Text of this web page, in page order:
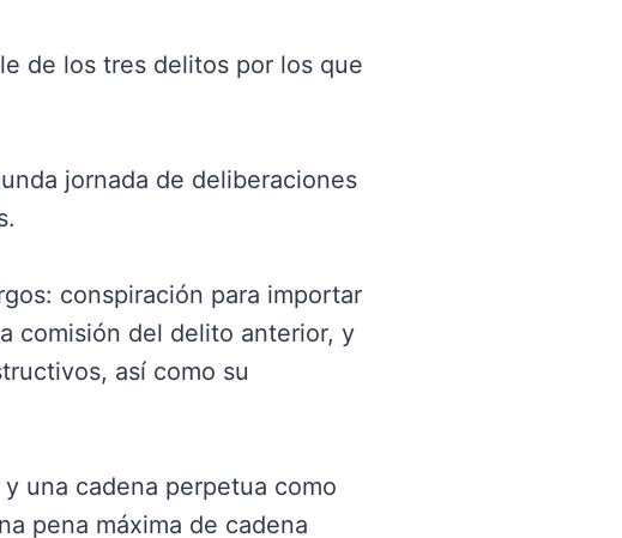
de los tres delitos por los que
jornada de deliberaciones
conspiración para importar
comisión del delito anterior, y
así como su
una cadena perpetua como
pena máxima de cadena